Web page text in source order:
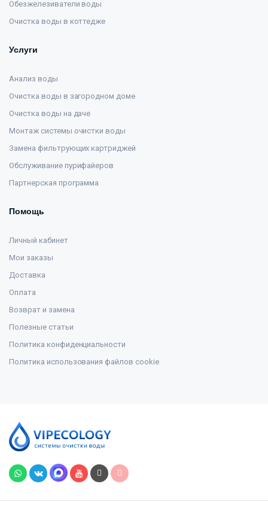
Обезжелезиватели воды
Очистка воды в коттедже
Услуги
Анализ воды
Очистка воды в загородном доме
Очистка воды на даче
Монтаж системы очистки воды
Замена фильтрующих картриджей
Обслуживание пурифайеров
Партнерская программа
Помощь
Личный кабинет
Мои заказы
Доставка
Оплата
Возврат и замена
Полезные статьи
Политика конфиденциальности
Политика использования файлов cookie